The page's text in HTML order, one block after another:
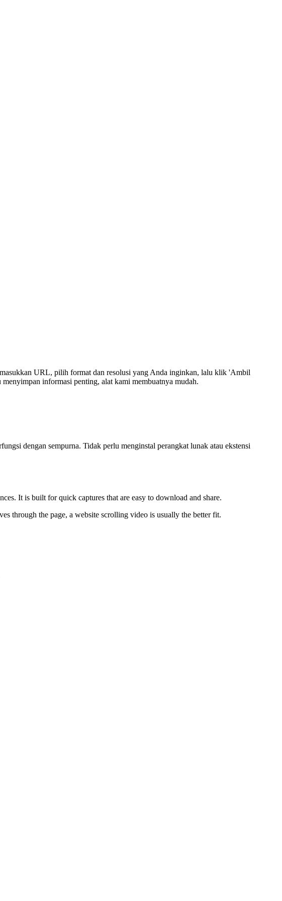
URL, pilih format dan resolusi yang Anda inginkan, lalu klik 'Ambil
informasi penting, alat kami membuatnya mudah.
dengan sempurna. Tidak perlu menginstal perangkat lunak atau ekstensi
It is built for quick captures that are easy to download and share.
through the page, a website scrolling video is usually the better fit.